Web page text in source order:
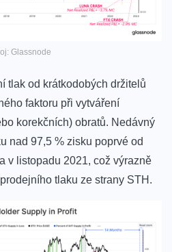
Glassnode
tlak od krátkodobých držitelů
faktoru při vytváření
korekčních) obratů. Nedávný
nad 97,5 % zisku poprvé od
v listopadu 2021, což výrazně
tlaku ze strany STH.